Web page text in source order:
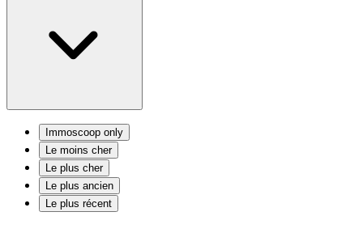
Immoscoop only
Le moins cher
Le plus cher
Le plus ancien
Le plus récent